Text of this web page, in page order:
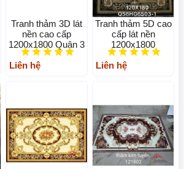
Tranh thảm 3D lát
nền cao cấp
1200x1800 Quận 3
Liên hệ
Tranh thảm 5D cao
cấp lát nền
1200x1800
Liên hệ